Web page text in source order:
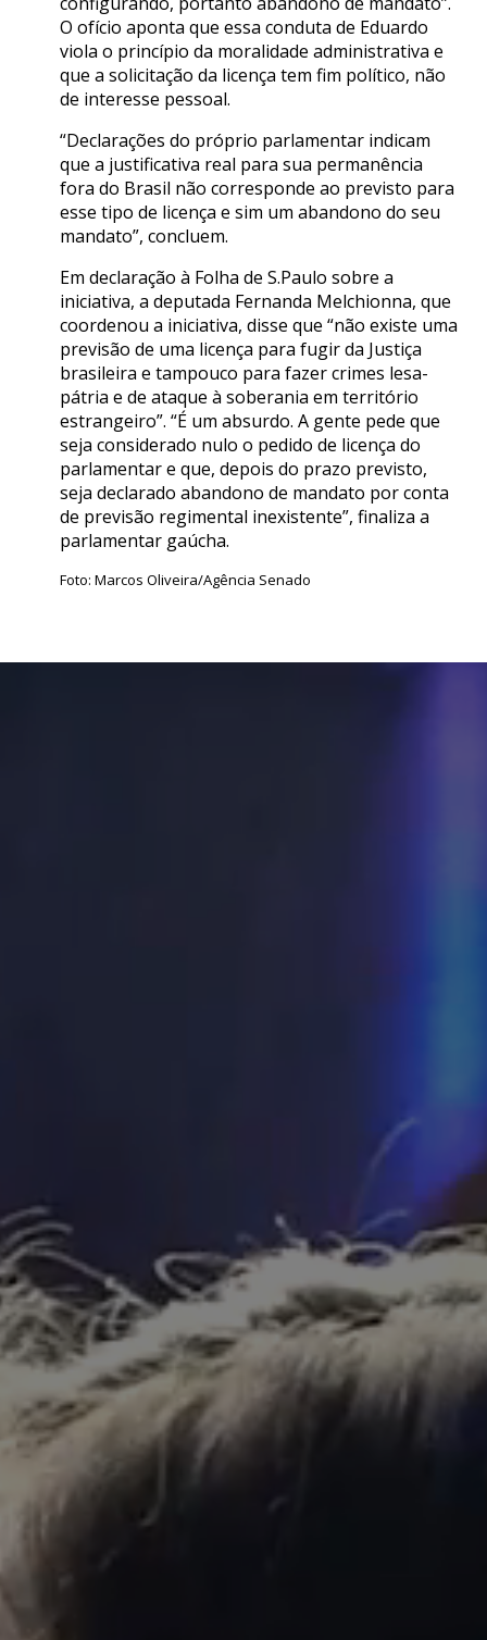
O ofício aponta que essa conduta de Eduardo
viola o princípio da moralidade administrativa e
que a solicitação da licença tem fim político, não
de interesse pessoal.
“Declarações do próprio parlamentar indicam
que a justificativa real para sua permanência
fora do Brasil não corresponde ao previsto para
esse tipo de licença e sim um abandono do seu
mandato”, concluem.
Em declaração à Folha de S.Paulo sobre a
iniciativa, a deputada Fernanda Melchionna, que
coordenou a iniciativa, disse que “não existe uma
previsão de uma licença para fugir da Justiça
brasileira e tampouco para fazer crimes lesa-
pátria e de ataque à soberania em território
estrangeiro”. “É um absurdo. A gente pede que
seja considerado nulo o pedido de licença do
parlamentar e que, depois do prazo previsto,
seja declarado abandono de mandato por conta
de previsão regimental inexistente”, finaliza a
parlamentar gaúcha.
Foto: Marcos Oliveira/Agência Senado